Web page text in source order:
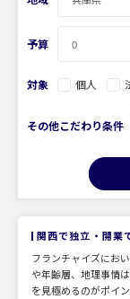
予算
対象 個人
その他こだわり条件
関西で独立・開業
フランチャイズにお
や年齢層、地理事情
を見極めるのがポイ